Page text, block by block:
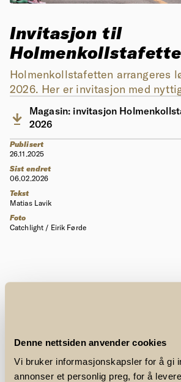
Denne nettsiden anvender cookies
Vi bruker informasjonskapsler for å gi
annonser et personlig preg, for å
Invitasjon til
Holmenkollstafetten arrangeres
2026. Her er invitasjon med
Magasin: invitasjon
2026
Publisert
26.11.2025
Sist endret
06.02.2026
Tekst
Matias Lavik
Foto
Catchlight / Eirik Førde